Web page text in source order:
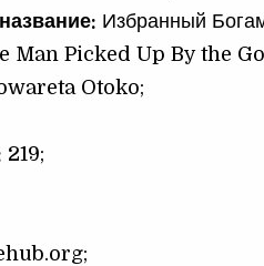
Избранный
Man Picked Up By the
Otoko;
219;